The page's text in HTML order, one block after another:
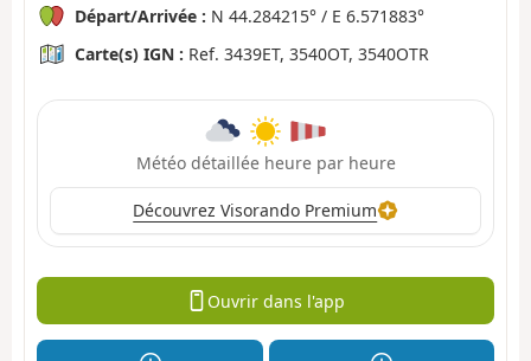
Départ/Arrivée : N 44.284215° / E 6.571883°
Carte(s) IGN : Ref. 3439ET, 3540OT, 3540OTR
Météo détaillée heure par heure
Découvrez Visorando Premium
Ouvrir dans l'app